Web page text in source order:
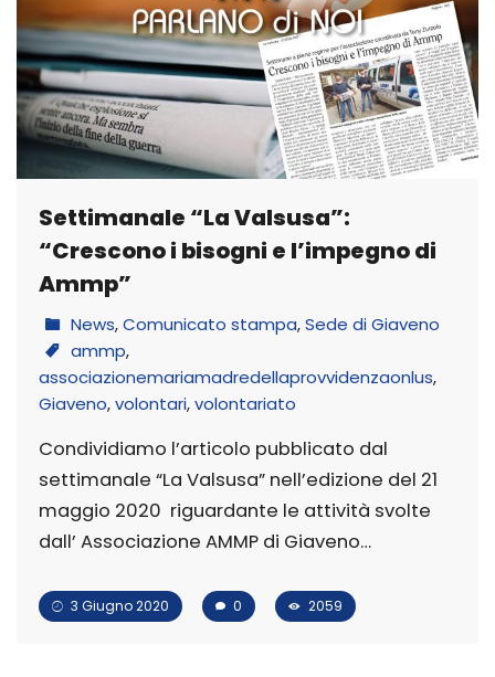
Settimanale “La Valsusa”:
“Crescono i bisogni e l’impegno di
Ammp”
News,Comunicato stampa,Sede di Giaveno
ammp,
associazionemariamadredellaprovvidenzaonlus,
Giaveno,volontari,volontariato
Condividiamo l’articolo pubblicato dal
settimanale “La Valsusa” nell’edizione del 21
maggio 2020 riguardante le attività svolte
dall’ Associazione AMMP di Giaveno…
3 Giugno 2020 0 2059